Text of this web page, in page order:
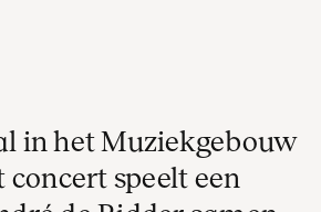
in het Muziekgebouw
speelt een